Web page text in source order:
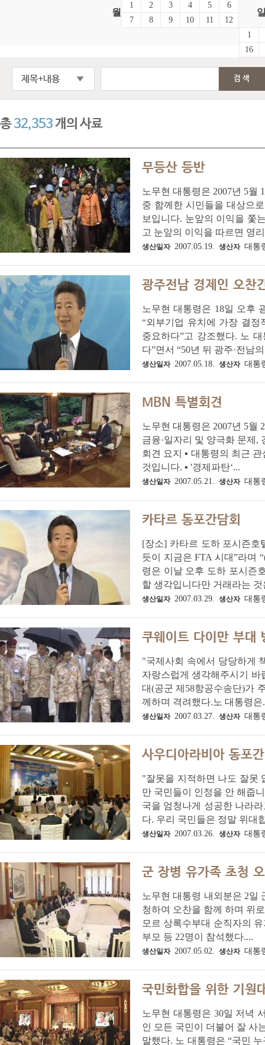
월
1 2 3 4 5
6
7
8 9 10 11 12
1
16
제목+내용 검색
총32,353개의 사료
무등산 등반
노무현 대통령은 2007년 5월
중 함께한 시민들을 대상으
보입니다. 눈앞의 이익을 쫓
고 눈앞의 이익을 따르면 영
생산일자 2007.05.19. 생산자 대통
광주전남 경제인 오찬
노무현 대통령은 18일 오후
“외부기업 유치에 가장 결정
중요하다”고 강조했다. 노
다”면서 “50년 뒤 광주·전남
생산일자 2007.05.18. 생산자 대통
MBN 특별회견
노무현 대통령은 2007년 5월
금융·일자리 및 양극화 문제,
회견 요지 ▪ 대통령의 최근
것입니다. ▪ '경제파탄‘...
생산일자 2007.05.21. 생산자 대통
카타르 동포간담회
[장소] 카타르 도하 포시즌호
듯이 지금은 FTA 시대”라며
령은 이날 오후 도하 포시즌
할 생각입니다만 거래라는 것
생산일자 2007.03.29. 생산자 대통
쿠웨이트 다이만 부대
"국제사회 속에서 당당하게
자랑스럽게 생각해주시기 바
대(공군 제58항공수송단)가
께하며 격려했다.노 대통령은
생산일자 2007.03.27. 생산자 대통
사우디아라비아 동포
"잘못을 지적하면 나도 잘못
만 국민들이 인정을 안 해줍
국을 엄청나게 성공한 나라
다. 우리 국민들은 정말 위대
생산일자 2007.03.26. 생산자 대통
군 장병 유가족 초청
노무현 대통령 내외분은 2일
청하여 오찬을 함께 하며 위
모르 상록수부대 순직자의
부모 등 22명이 참석했다....
생산일자 2007.05.02. 생산자 대통
국민화합을 위한 기원
노무현 대통령은 30일 저녁
인 모든 국민이 더불어 잘 사
말했다. 노 대통령은 “국민